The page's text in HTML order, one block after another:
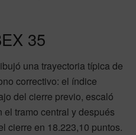
35
una trayectoria típica de
correctivo: el índice
del cierre previo, escaló
tramo central y después
cierre en 18.223,10 puntos.